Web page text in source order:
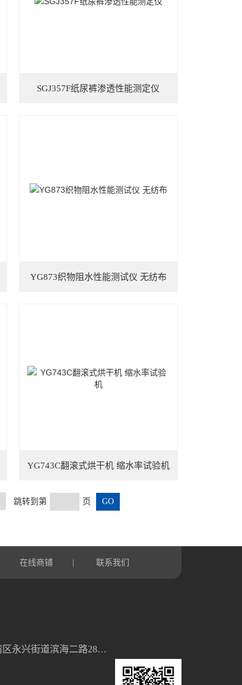
SGJ357F纸尿裤渗透性能测定仪
YG873织物阻水性能测试仪 无纺布
YG743C翻滚式烘干机 缩水率试验机
跳转到第 页
在线商铺 联系我们
浙江省温州市龙湾区永兴街道滨海二路28号5幢2单元